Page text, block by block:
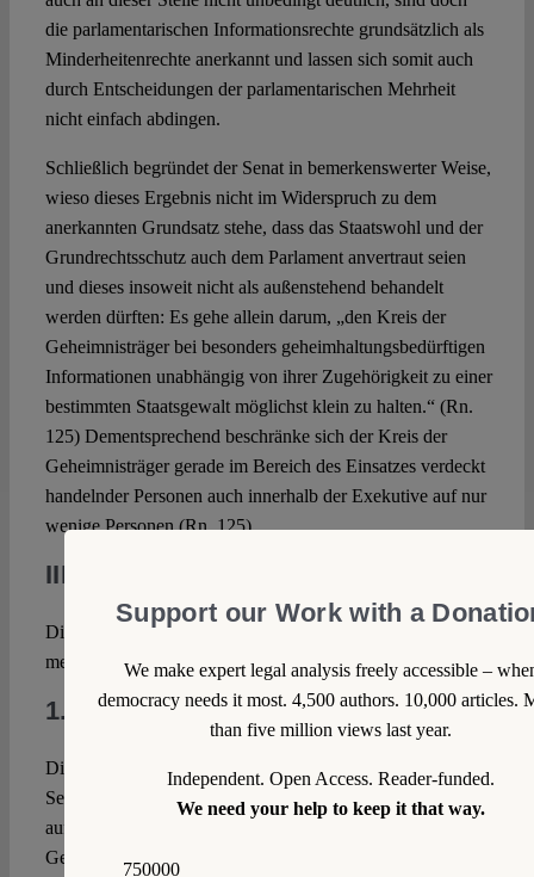
die parlamentarischen Informationsrechte grundsätzlich als
Minderheitenrechte anerkannt und lassen sich somit auch
durch Entscheidungen der parlamentarischen Mehrheit
nicht einfach abdingen.
Schließlich begründet der Senat in bemerkenswerter Weise,
wieso dieses Ergebnis nicht im Widerspruch zu dem
anerkannten Grundsatz stehe, dass das Staatswohl und der
Grundrechtsschutz auch dem Parlament anvertraut seien
und dieses insoweit nicht als außenstehend behandelt
werden dürften: Es gehe allein darum, „den Kreis der
Geheimnisträger bei besonders geheimhaltungsbedürftigen
Informationen unabhängig von ihrer Zugehörigkeit zu einer
bestimmten Staatsgewalt möglichst klein zu halten.“ (Rn.
125) Dementsprechend beschränke sich der Kreis der
Geheimnisträger gerade im Bereich des Einsatzes verdeckt
handelnder Personen auch innerhalb der Exekutive auf nur
wenige Personen (Rn. 125).
III. Kritik
Die dargestellten Entscheidungsgründe des Senats sind in
mehrfacher Hinsicht kritikwürdig.
1. Sachverhaltsermittlung?
Dies beginnt bei der zweifelhaften Faktenbasis, auf der der
Senat große Teile seiner Argumentation aufbaut. In Bezug
auf das „ob“ und die Intensität der möglichen
Gefährdungen, die aus der Information des Bundestags
Support our Work with a
We make expert legal analysis freely accessible –
democracy needs it most. 4,500 authors. 10,000 articles.
than five million views last year.
Independent. Open Access. Reader-funded.
We need your help to keep it that way.
750000